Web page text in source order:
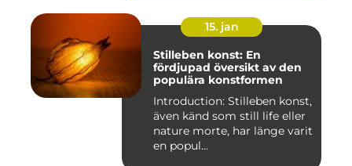
15. jan
Stilleben konst: En
fördjupad översikt av den
populära konstformen
Introduction: Stilleben konst,
även känd som still life eller
nature morte, har länge varit
en popul...